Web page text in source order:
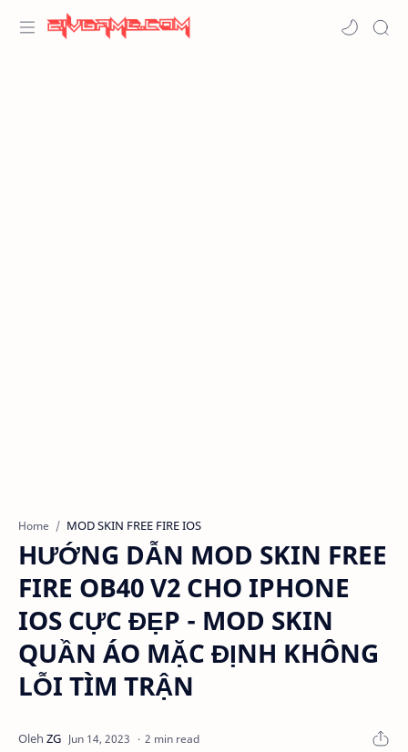
Home MOD SKIN FREE FIRE IOS
HƯỚNG DẪN MOD SKIN FREE
FIRE OB40 V2 CHO IPHONE
IOS CỰC ĐẸP - MOD SKIN
QUẦN ÁO MẶC ĐỊNH KHÔNG
LỖI TÌM TRẬN
2 min read